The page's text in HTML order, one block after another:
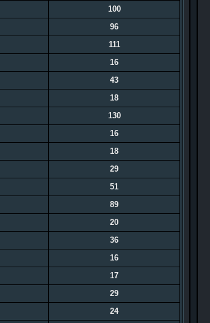
100
96
111
16
43
18
130
16
18
29
51
89
20
36
16
17
29
24